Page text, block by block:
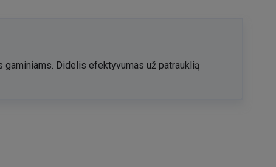
gaminiams. Didelis efektyvumas už patrauklią